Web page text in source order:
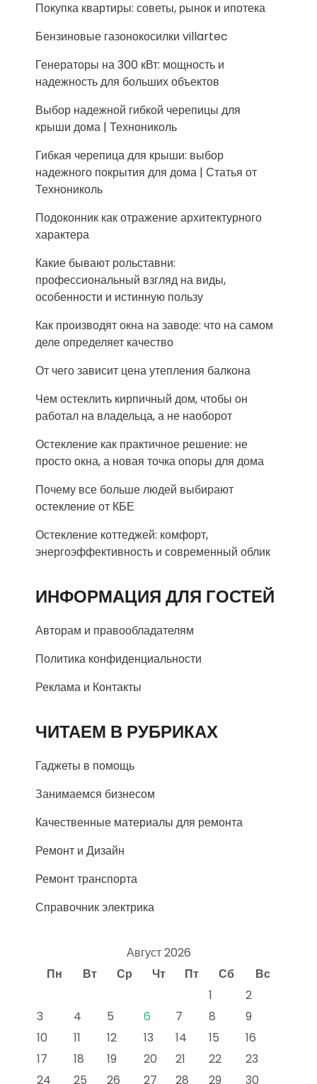
Покупка квартиры: советы, рынок и ипотека
Бензиновые газонокосилки villartec
Генераторы на 300 кВт: мощность и
надежность для больших объектов
Выбор надежной гибкой черепицы для
крыши дома | Технониколь
Гибкая черепица для крыши: выбор
надежного покрытия для дома | Статья от
Технониколь
Подоконник как отражение архитектурного
характера
Какие бывают рольставни:
профессиональный взгляд на виды,
особенности и истинную пользу
Как производят окна на заводе: что на самом
деле определяет качество
От чего зависит цена утепления балкона
Чем остеклить кирпичный дом, чтобы он
работал на владельца, а не наоборот
Остекление как практичное решение: не
просто окна, а новая точка опоры для дома
Почему все больше людей выбирают
остекление от КБЕ
Остекление коттеджей: комфорт,
энергоэффективность и современный облик
ИНФОРМАЦИЯ ДЛЯ ГОСТЕЙ
Авторам и правообладателям
Политика конфиденциальности
Реклама и Контакты
ЧИТАЕМ В РУБРИКАХ
Гаджеты в помощь
Занимаемся бизнесом
Качественные материалы для ремонта
Ремонт и Дизайн
Ремонт транспорта
Справочник электрика
Август 2026
Пн
Вт Ср Чт Пт Сб
Вс
1
2
3
4 5 6 7 8
9
10
11 12 13 14 15
16
17
18 19 20 21 22
23
24
25 26 27 28 29 30